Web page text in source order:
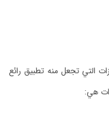
التي تجعل منه تطبيق رائع
هي: